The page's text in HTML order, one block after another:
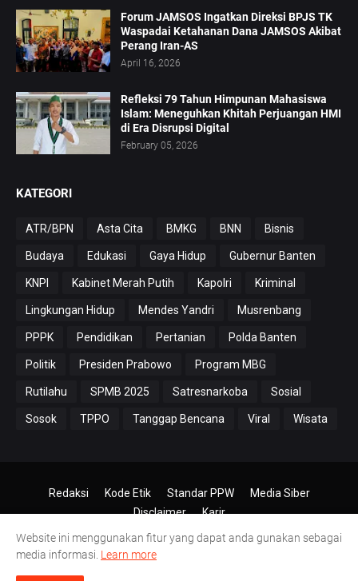
Forum JAMSOS Ingatkan Direksi BPJS TK
Waspadai Ketahanan Dana JAMSOS Akibat
Perang Iran-AS
April 16, 2026
Refleksi 79 Tahun Himpunan Mahasiswa
Islam: Meneguhkan Khitah Perjuangan HMI
di Era Disrupsi Digital
February 05, 2026
KATEGORI
ATR/BPN Asta Cita BMKG BNN Bisnis
Budaya Edukasi Gaya Hidup Gubernur Banten
KNPI Kabinet Merah Putih Kapolri Kriminal
Lingkungan Hidup Mendes Yandri Musrenbang
PPPK Pendidikan Pertanian Polda Banten
Politik Presiden Prabowo Program MBG
Rutilahu SPMB 2025 Satresnarkoba Sosial
Sosok TPPO Tanggap Bencana Viral Wisata
© 2024-2026PT.Antero Inti Media
Redaksi Kode Etik Standar PPW
Media Siber
Disclaimer
Karir
Website ini menggunakan fitur yang dapat anda gunakan sebagai
media informasi. Learn more